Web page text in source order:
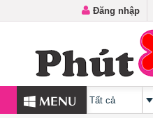
Đăng nhập
MENU